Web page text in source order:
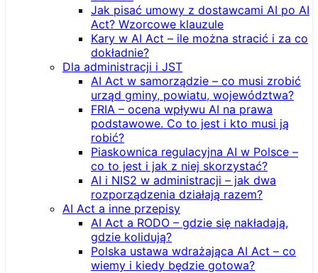
Jak pisać umowy z dostawcami AI po AI
Act? Wzorcowe klauzule
Kary w AI Act – ile można stracić i za co
dokładnie?
Dla administracji i JST
AI Act w samorządzie – co musi zrobić
urząd gminy, powiatu, województwa?
FRIA – ocena wpływu AI na prawa
podstawowe. Co to jest i kto musi ją
robić?
Piaskownica regulacyjna AI w Polsce –
co to jest i jak z niej skorzystać?
AI i NIS2 w administracji – jak dwa
rozporządzenia działają razem?
AI Act a inne przepisy
AI Act a RODO – gdzie się nakładają,
gdzie kolidują?
Polska ustawa wdrażająca AI Act – co
wiemy i kiedy będzie gotowa?